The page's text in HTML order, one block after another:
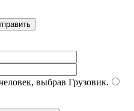
выбрав Грузовик.